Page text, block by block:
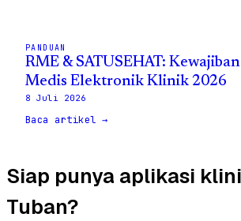
PANDUAN
RME & SATUSEHAT:
Medis Elektronik Klinik 2026
8 Juli 2026
Baca artikel →
Siap punya aplikasi
Tuban?